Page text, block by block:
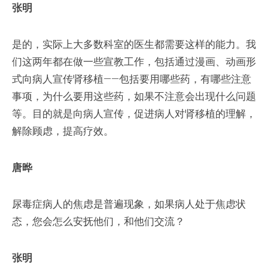
张明
是的，实际上大多数科室的医生都需要这样的能力。我
们这两年都在做一些宣教工作，包括通过漫画、动画形
式向病人宣传肾移植——包括要用哪些药，有哪些注意
事项，为什么要用这些药，如果不注意会出现什么问题
等。目的就是向病人宣传，促进病人对肾移植的理解，
解除顾虑，提高疗效。
唐晔
尿毒症病人的焦虑是普遍现象，如果病人处于焦虑状
态，您会怎么安抚他们，和他们交流？
张明